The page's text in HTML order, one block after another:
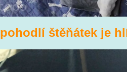
pohodlí štěňátek je